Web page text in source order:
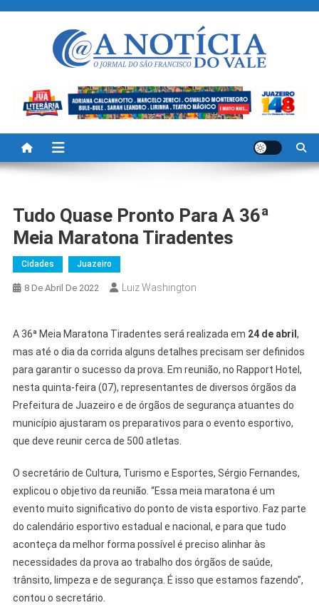
A Noticia Do Vale
Tudo Quase Pronto Para A 36ª
Meia Maratona Tiradentes
Cidades Juazeiro
8 De Abril De 2022 Luiz Washington
A 36ª Meia Maratona Tiradentes será realizada em 24 de abril ,
mas até o dia da corrida alguns detalhes precisam ser definidos
para garantir o sucesso da prova. Em reunião, no Rapport Hotel,
nesta quinta-feira (07), representantes de diversos órgãos da
Prefeitura de Juazeiro e de órgãos de segurança atuantes do
município ajustaram os preparativos para o evento esportivo,
que deve reunir cerca de 500 atletas.
O secretário de Cultura, Turismo e Esportes, Sérgio Fernandes,
explicou o objetivo da reunião. “Essa meia maratona é um
evento muito significativo do ponto de vista esportivo. Faz parte
do calendário esportivo estadual e nacional, e para que tudo
aconteça da melhor forma possível é preciso alinhar às
necessidades da prova ao trabalho dos órgãos de saúde,
trânsito, limpeza e de segurança. É isso que estamos fazendo”,
contou o secretário.